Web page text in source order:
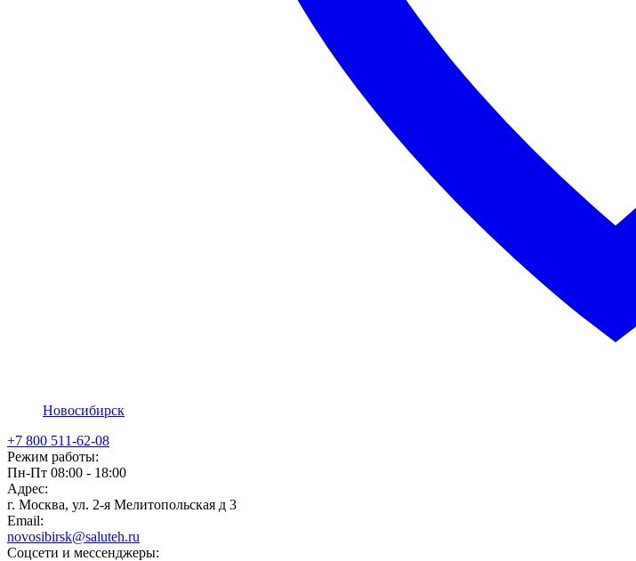
Новосибирск
+7 800 511-62-08
Режим работы:
Пн-Пт 08:00 - 18:00
Адрес:
г. Москва, ул. 2-я Мелитопольская д 3
Email:
novosibirsk@saluteh.ru
Соцсети и мессенджеры: